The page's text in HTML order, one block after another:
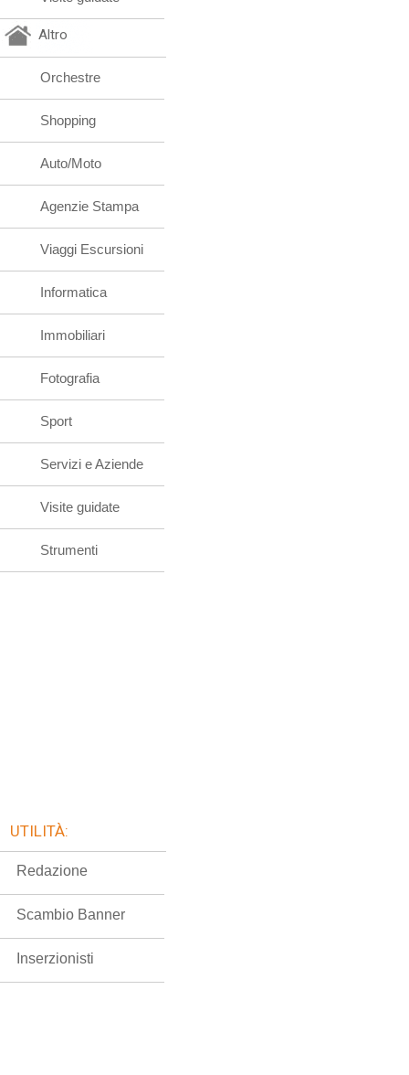
Altro
Orchestre
Shopping
Auto/Moto
Agenzie Stampa
Viaggi Escursioni
Informatica
Immobiliari
Fotografia
Sport
Servizi e Aziende
Visite guidate
Strumenti
UTILITÀ:
Redazione
Scambio Banner
Inserzionisti